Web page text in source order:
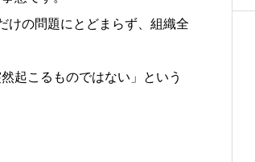
けの問題にとどまらず、組織全
起こるものではない」という